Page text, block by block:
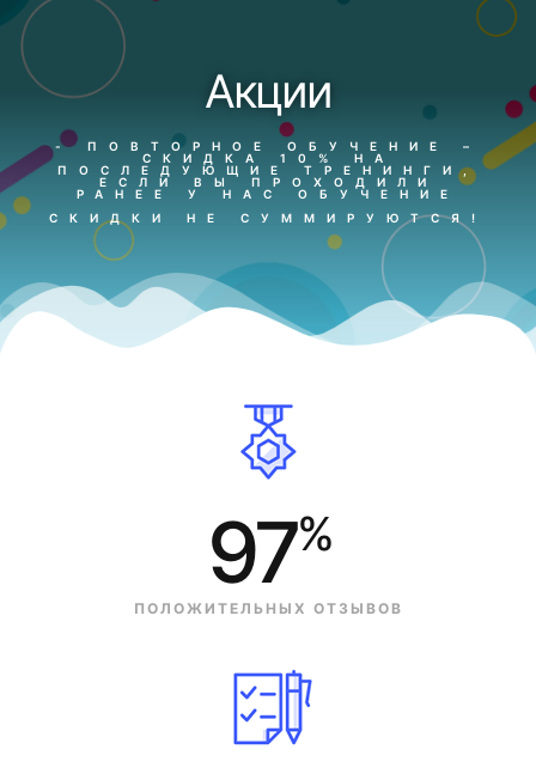
Акции
- ПОВТОРНОЕ ОБУЧЕНИЕ –
СКИДКА 10% НА
ПОСЛЕДУЮЩИЕ ТРЕНИНГИ,
ЕСЛИ ВЫ ПРОХОДИЛИ
РАНЕЕ У НАС ОБУЧЕНИЕ
СКИДКИ НЕ СУММИРУЮТСЯ!
97%
ПОЛОЖИТЕЛЬНЫХ ОТЗЫВОВ